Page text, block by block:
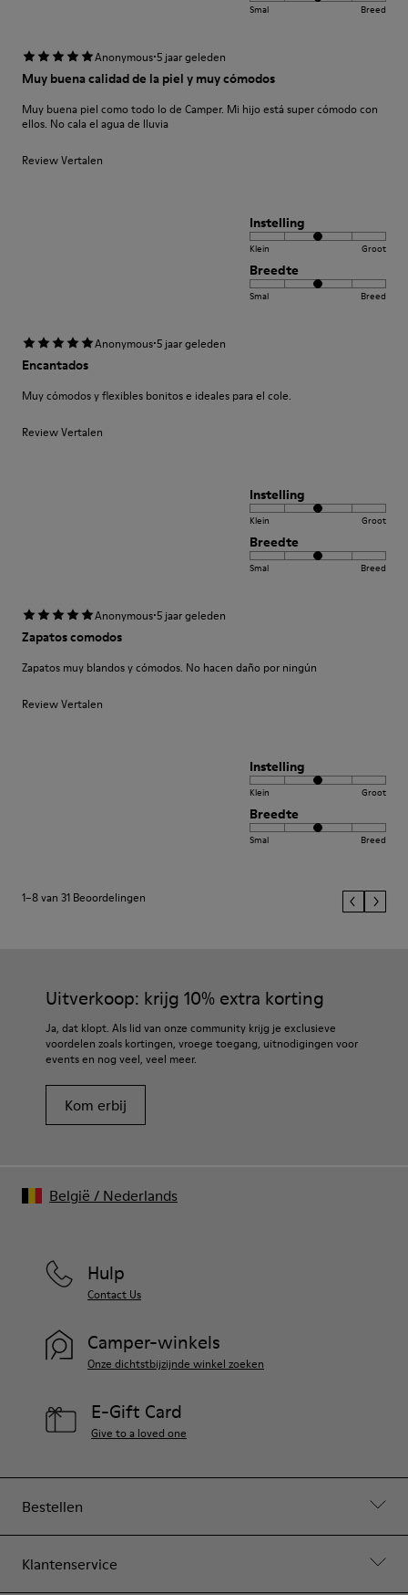
Smal Breed
Anonymous·5 jaar geleden
Muy buena calidad de la piel y muy cómodos
Muy buena piel como todo lo de Camper. Mi hijo está super cómodo con
ellos. No cala el agua de lluvia
Review Vertalen
Instelling
Klein Groot
Breedte
Smal Breed
Anonymous·5 jaar geleden
Encantados
Muy cómodos y flexibles bonitos e ideales para el cole.
Review Vertalen
Instelling
Klein Groot
Breedte
Smal Breed
Anonymous·5 jaar geleden
Zapatos comodos
Zapatos muy blandos y cómodos. No hacen daño por ningún
Review Vertalen
Instelling
Klein Groot
Breedte
Smal Breed
1–8 van 31 Beoordelingen
Uitverkoop: krijg 10% extra korting
Ja, dat klopt. Als lid van onze community krijg je exclusieve
voordelen zoals kortingen, vroege toegang, uitnodigingen voor
events en nog veel, veel meer.
Kom erbij
Bestellen
Klantenservice
Hulp
Contact Us
Camper-winkels
Onze dichtstbijzijnde winkel zoeken
E-Gift Card
Give to a loved one
België / Nederlands